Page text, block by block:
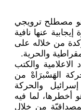
مصطلح ترويجي
عنها نافية
مؤكدة من خلاله على
والحرية.
والكتب
الهَسْبرَاهْ من
والحركة
لما فيه
من خلال